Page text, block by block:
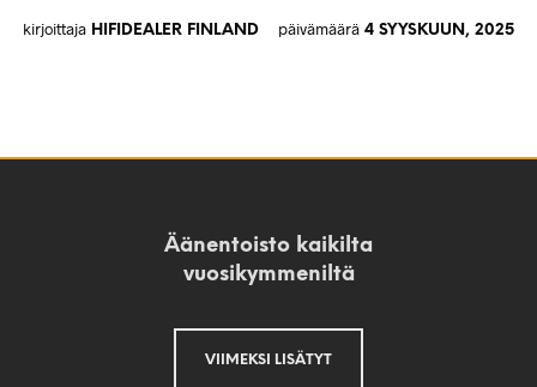
kirjoittaja HIFIDEALER FINLAND päivämäärä 4 SYYSKUUN, 2025
Äänentoisto kaikilta
vuosikymmeniltä
VIIMEKSI LISÄTYT